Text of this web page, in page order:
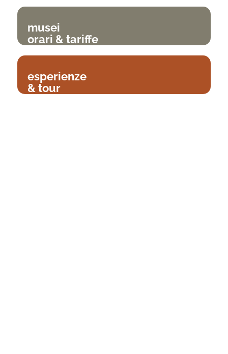
musei
orari & tariffe
esperienze
& tour